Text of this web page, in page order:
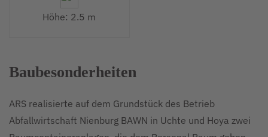
Höhe: 2.5 m
Baubesonderheiten
ARS realisierte auf dem Grundstück des Betrieb
Abfallwirtschaft Nienburg BAWN in Uchte und Hoya zwei